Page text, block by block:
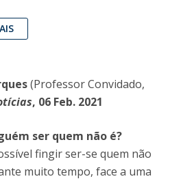
(Professor Convidado,
, 06 Feb. 2021
ser quem não é?
fingir ser-se quem não
muito tempo, face a uma